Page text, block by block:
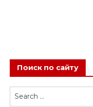
Поиск по сайту
Search
for: